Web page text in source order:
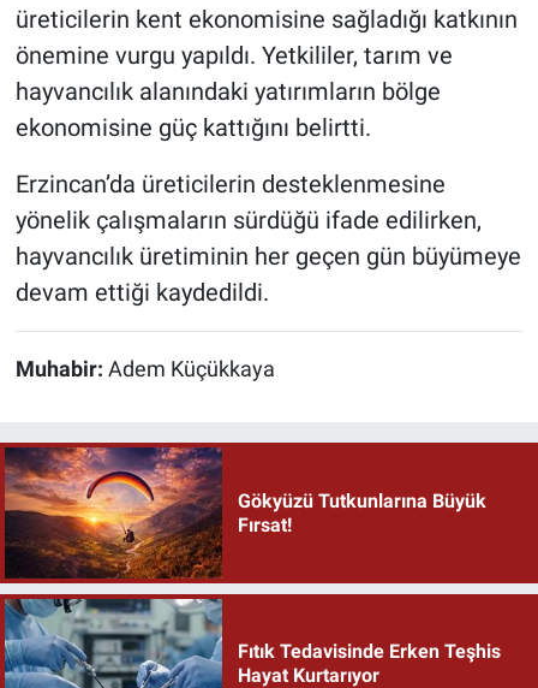
üreticilerin kent ekonomisine sağladığı katkının
önemine vurgu yapıldı. Yetkililer, tarım ve
hayvancılık alanındaki yatırımların bölge
ekonomisine güç kattığını belirtti.
Erzincan’da üreticilerin desteklenmesine
yönelik çalışmaların sürdüğü ifade edilirken,
hayvancılık üretiminin her geçen gün büyümeye
devam ettiği kaydedildi.
Muhabir: Adem Küçükkaya
Gökyüzü Tutkunlarına Büyük
Fırsat!
Fıtık Tedavisinde Erken Teşhis
Hayat Kurtarıyor